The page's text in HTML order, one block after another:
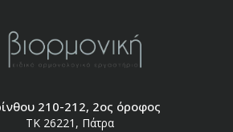
210-212, 2ος όροφος
ΤΚ 26221, Πάτρα